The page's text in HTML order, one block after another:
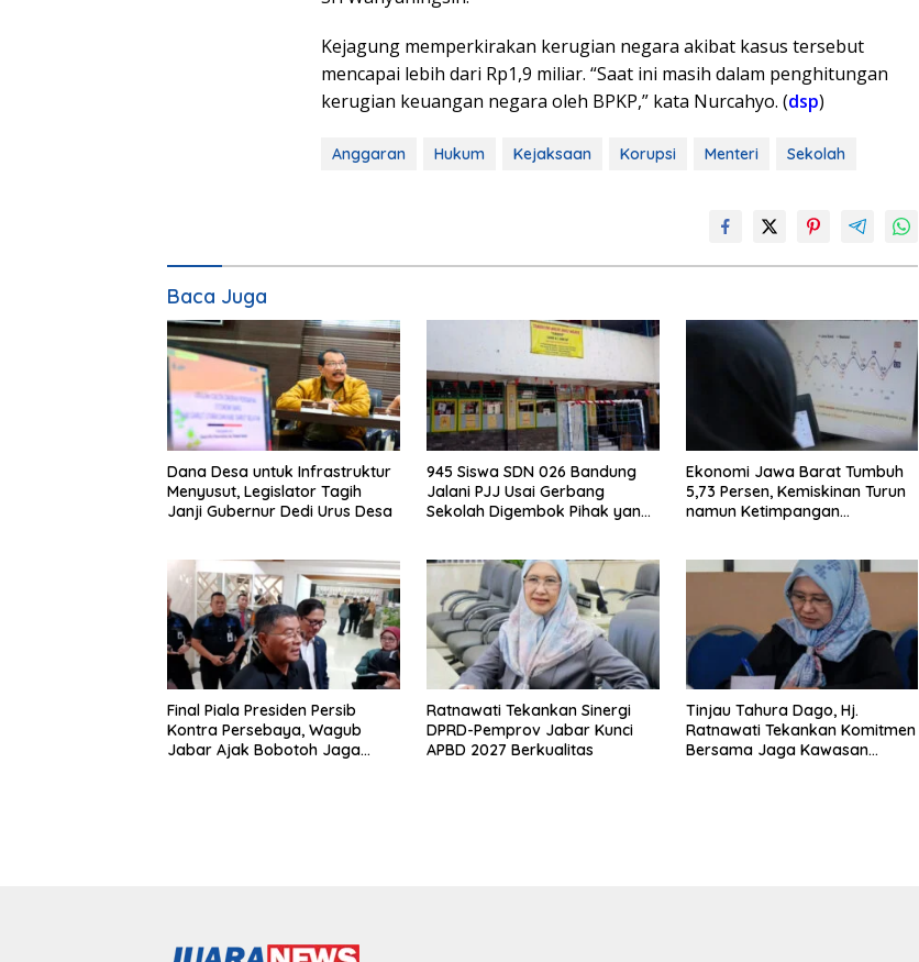
Kejagung memperkirakan kerugian negara akibat kasus tersebut
mencapai lebih dari Rp1,9 miliar. “Saat ini masih dalam penghitungan
kerugian keuangan negara oleh BPKP,” kata Nurcahyo. (dsp)
Anggaran Hukum Kejaksaan Korupsi Menteri Sekolah
Baca Juga
Dana Desa untuk Infrastruktur
Menyusut, Legislator Tagih
Janji Gubernur Dedi Urus Desa
945 Siswa SDN 026 Bandung
Jalani PJJ Usai Gerbang
Sekolah Digembok Pihak yang
Ekonomi Jawa Barat Tumbuh
5,73 Persen, Kemiskinan Turun
namun Ketimpangan
Final Piala Presiden Persib
Kontra Persebaya, Wagub
Jabar Ajak Bobotoh Jaga
Ratnawati Tekankan Sinergi
DPRD-Pemprov Jabar Kunci
APBD 2027 Berkualitas
Tinjau Tahura Dago, Hj.
Ratnawati Tekankan Komitmen
Bersama Jaga Kawasan